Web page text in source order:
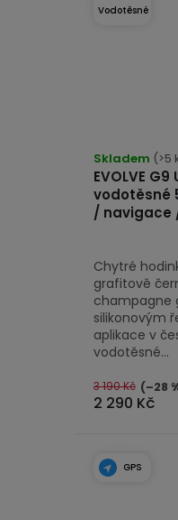
Vodotěsné
EVOLVE
vodotěsné
/ navigace
hodnocení
produktu
je
5,0
5
hvězdiček.
Skladem (>5
2 290 Kč
3 190 Kč (–28
Chytré
grafitově
champagne
silikonovým
aplikace v
vodotěsné...
GPS